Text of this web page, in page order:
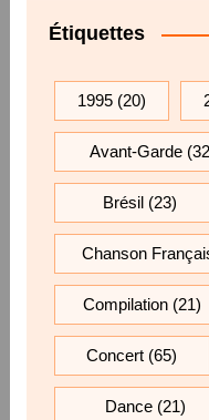
Étiquettes
1995(20)
Avant-Garde
Brésil (23)
Chanson
Compilation(21)
Concert (65)
Dance(21)